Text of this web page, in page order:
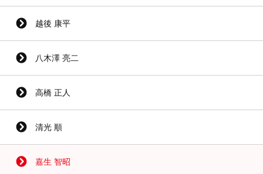
越後 康平
八木澤 亮二
高橋 正人
清光 順
嘉生 智昭